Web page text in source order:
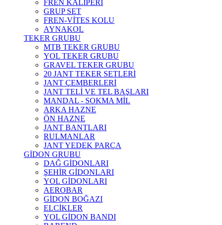
FREN KALİPERİ
GRUP SET
FREN-VİTES KOLU
AYNAKOL
TEKER GRUBU
MTB TEKER GRUBU
YOL TEKER GRUBU
GRAVEL TEKER GRUBU
20 JANT TEKER SETLERİ
JANT ÇEMBERLERİ
JANT TELİ VE TEL BAŞLARI
MANDAL - SOKMA MİL
ARKA HAZNE
ÖN HAZNE
JANT BANTLARI
RULMANLAR
JANT YEDEK PARÇA
GİDON GRUBU
DAĞ GİDONLARI
ŞEHİR GİDONLARI
YOL GİDONLARI
AEROBAR
GİDON BOĞAZI
ELCİKLER
YOL GİDON BANDI